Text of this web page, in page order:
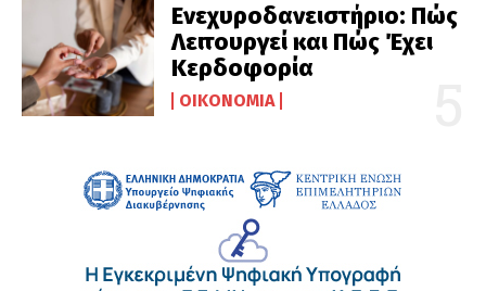
Ενεχυροδανειστήριο: Πώς
Λειτουργεί και Πώς Έχει
Κερδοφορία
ΟΙΚΟΝΟΜΊΑ